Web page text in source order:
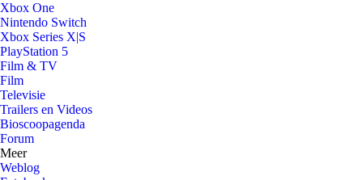
Xbox One
Nintendo Switch
Xbox Series X|S
PlayStation 5
Film & TV
Film
Televisie
Trailers en Videos
Bioscoopagenda
Forum
Meer
Weblog